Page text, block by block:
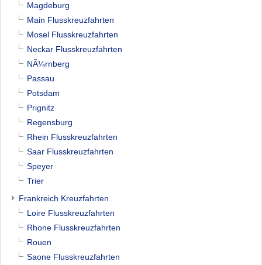
Magdeburg
Main Flusskreuzfahrten
Mosel Flusskreuzfahrten
Neckar Flusskreuzfahrten
NÃ¼rnberg
Passau
Potsdam
Prignitz
Regensburg
Rhein Flusskreuzfahrten
Saar Flusskreuzfahrten
Speyer
Trier
Frankreich Kreuzfahrten
Loire Flusskreuzfahrten
Rhone Flusskreuzfahrten
Rouen
Saone Flusskreuzfahrten